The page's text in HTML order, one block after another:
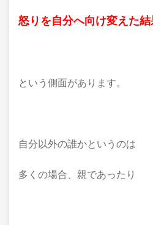
怒りを自分へ向け変えた結
という側面があります。
自分以外の誰かというのは
多くの場合、親であったり